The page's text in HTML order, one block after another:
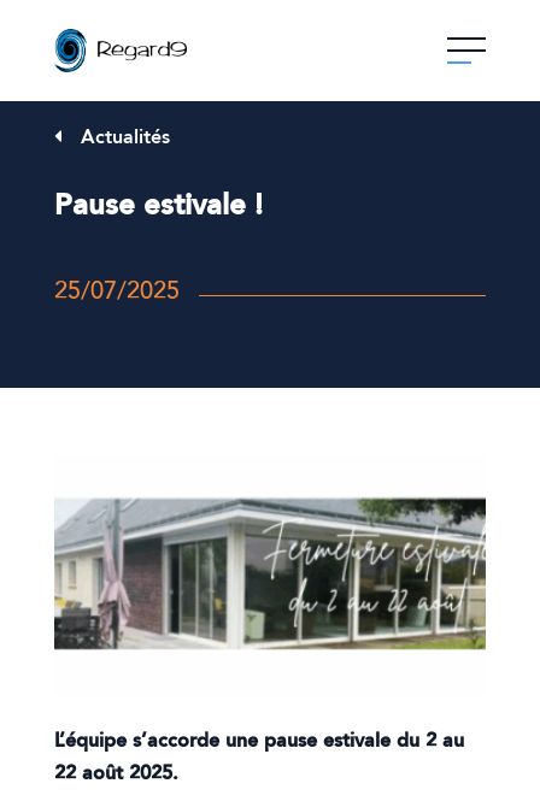
Actualités
Pause estivale !
25/07/2025
L’équipe s’accorde une pause estivale du 2 au
22 août 2025.